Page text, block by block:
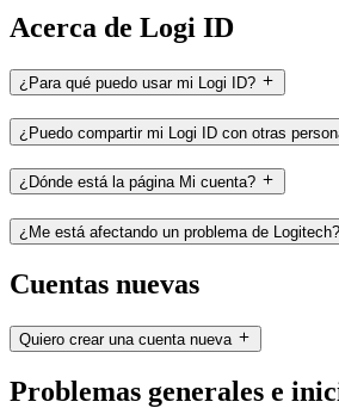
Acerca de Logi ID
¿Para qué puedo usar mi Logi ID?
¿Puedo compartir mi Logi ID con otras
¿Dónde está la página Mi cuenta?
¿Me está afectando un problema de Logitech?
Cuentas nuevas
Quiero crear una cuenta nueva
Problemas generales e